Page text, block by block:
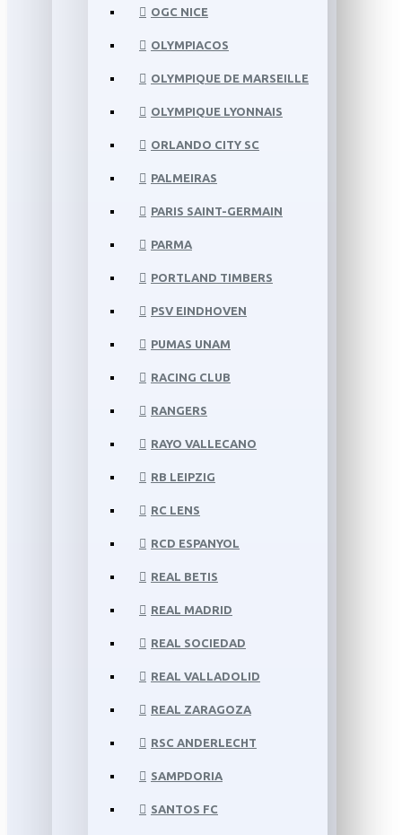
OGC NICE
OLYMPIACOS
OLYMPIQUE DE MARSEILLE
OLYMPIQUE LYONNAIS
ORLANDO CITY SC
PALMEIRAS
PARIS SAINT-GERMAIN
PARMA
PORTLAND TIMBERS
PSV EINDHOVEN
PUMAS UNAM
RACING CLUB
RANGERS
RAYO VALLECANO
RB LEIPZIG
RC LENS
RCD ESPANYOL
REAL BETIS
REAL MADRID
REAL SOCIEDAD
REAL VALLADOLID
REAL ZARAGOZA
RSC ANDERLECHT
SAMPDORIA
SANTOS FC